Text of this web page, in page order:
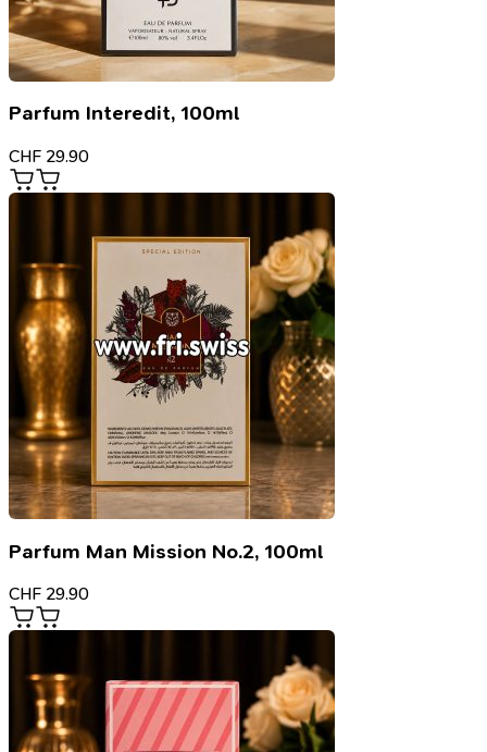
Parfum Interedit, 100ml
CHF 29.90
Parfum Man Mission No.2, 100ml
CHF 29.90